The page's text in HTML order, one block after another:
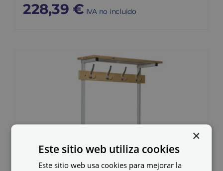
228,39 € IVA no incluido
×
Este sitio web utiliza cookies
Este sitio web usa cookies para mejorar la